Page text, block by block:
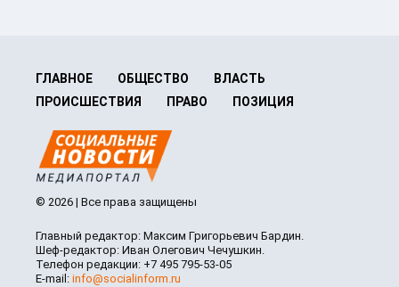
ГЛАВНОЕ ОБЩЕСТВО
ВЛАСТЬ
ПРОИСШЕСТВИЯ
ПРАВО ПОЗИЦИЯ
© 2026 | Все права защищены
Главный редактор: Максим Григорьевич Бардин.
Шеф-редактор: Иван Олегович Чечушкин.
Телефон редакции: +7 495 795-53-05
E-mail: info@socialinform.ru